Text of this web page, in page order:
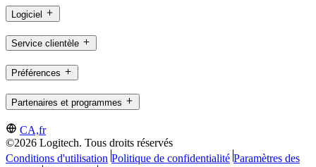
Logiciel
Service clientèle
Préférences
Partenaires et programmes
CA,fr
©2026 Logitech. Tous droits réservés
Conditions d'utilisation Politique de confidentialité Paramètres des